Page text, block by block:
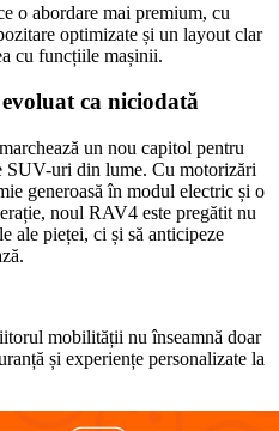
o abordare mai premium, cu
optimizate și un layout clar
cu funcțiile mașinii.
ca niciodată
un nou capitol pentru
SUV-uri din lume. Cu motorizări
generoasă în modul electric și o
noul RAV4 este pregătit nu
ale pieței, ci și să anticipeze
mobilității nu înseamnă doar
și experiențe personalizate la